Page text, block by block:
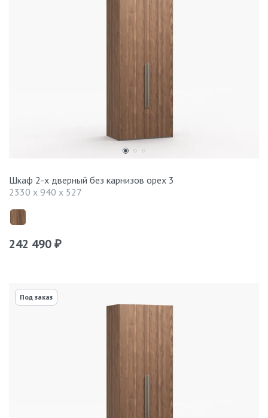
Шкаф 2-х дверный без карнизов орех 3
2330 x 940 x 527
242 490 ₽
Под заказ